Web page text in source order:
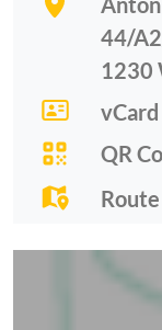
44/
1230
vCard
QR
Route